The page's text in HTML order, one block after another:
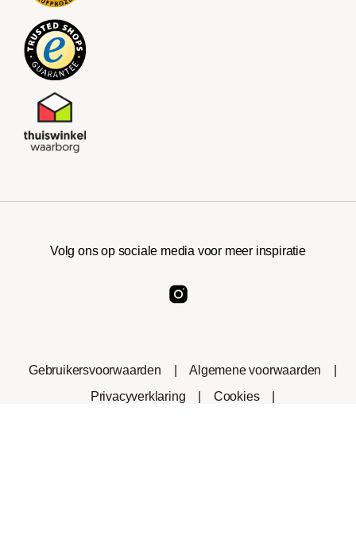
Volg ons op sociale media voor meer inspiratie
Gebruikersvoorwaarden Algemene voorwaarden
Privacyverklaring
Cookies